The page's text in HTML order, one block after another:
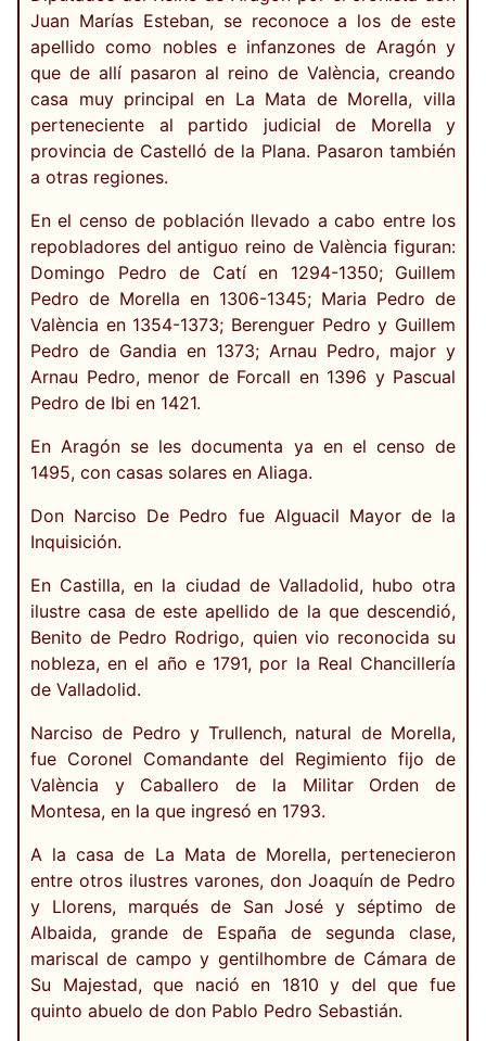
Juan Marías Esteban, se reconoce a los de este
apellido como nobles e infanzones de Aragón y
que de allí pasaron al reino de València, creando
casa muy principal en La Mata de Morella, villa
perteneciente al partido judicial de Morella y
provincia de Castelló de la Plana. Pasaron también
a otras regiones.
En el censo de población llevado a cabo entre los
repobladores del antiguo reino de València figuran:
Domingo Pedro de Catí en 1294-1350; Guillem
Pedro de Morella en 1306-1345; Maria Pedro de
València en 1354-1373; Berenguer Pedro y Guillem
Pedro de Gandia en 1373; Arnau Pedro, major y
Arnau Pedro, menor de Forcall en 1396 y Pascual
Pedro de Ibi en 1421.
En Aragón se les documenta ya en el censo de
1495, con casas solares en Aliaga.
Don Narciso De Pedro fue Alguacil Mayor de la
Inquisición.
En Castilla, en la ciudad de Valladolid, hubo otra
ilustre casa de este apellido de la que descendió,
Benito de Pedro Rodrigo, quien vio reconocida su
nobleza, en el año e 1791, por la Real Chancillería
de Valladolid.
Narciso de Pedro y Trullench, natural de Morella,
fue Coronel Comandante del Regimiento fijo de
València y Caballero de la Militar Orden de
Montesa, en la que ingresó en 1793.
A la casa de La Mata de Morella, pertenecieron
entre otros ilustres varones, don Joaquín de Pedro
y Llorens, marqués de San José y séptimo de
Albaida, grande de España de segunda clase,
mariscal de campo y gentilhombre de Cámara de
Su Majestad, que nació en 1810 y del que fue
quinto abuelo de don Pablo Pedro Sebastián.